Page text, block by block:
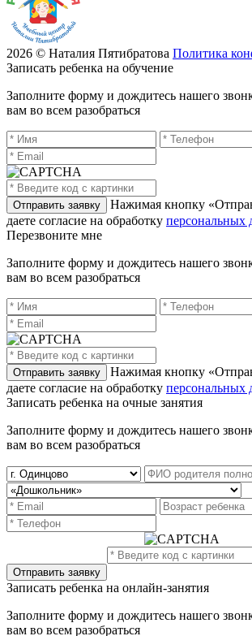
2026 © Наталия Пятибратова Политика
Записать ребенка на обучение
Заполните форму и дождитесь нашего
вам во всем разобраться
Нажимая кнопку
даете согласие на обработку персональных
Перезвоните мне
Заполните форму и дождитесь нашего
вам во всем разобраться
Нажимая кнопку
даете согласие на обработку персональных
Записать ребенка на очные занятия
Заполните форму и дождитесь нашего
вам во всем разобраться
Записать ребенка на онлайн-занятия
Заполните форму и дождитесь нашего
вам во всем разобраться